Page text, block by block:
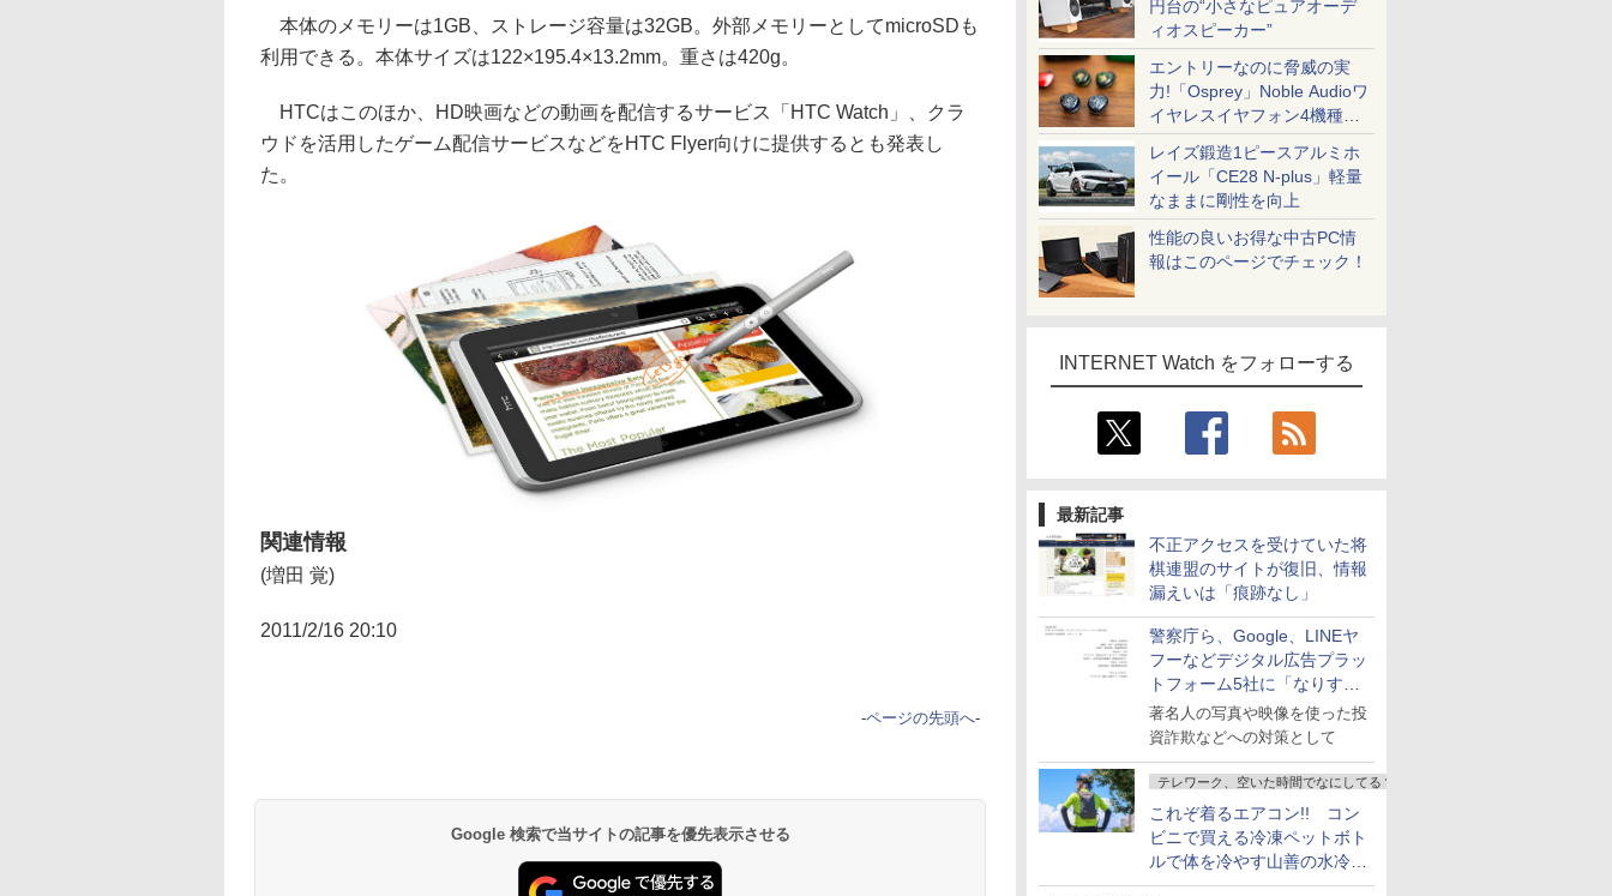
円台の“小さなピュアオーデ
ィオスピーカー”
エントリーなのに脅威の実
力!「Osprey」Noble Audioワ
イヤレスイヤフォン4機種を
一気に聴く
レイズ鍛造1ピースアルミホ
イール「CE28 N-plus」軽量
なままに剛性を向上
性能の良いお得な中古PC情
報はこのページでチェック！
INTERNET Watch をフォローする
最新記事
不正アクセスを受けていた将
棋連盟のサイトが復旧、情報
漏えいは「痕跡なし」
警察庁ら、Google、LINEヤ
フーなどデジタル広告プラッ
トフォーム5社に「なりすま
し詐欺広告」対策強化を要請
著名人の写真や映像を使った投
資詐欺などへの対策として
テレワーク、空いた時間でなにしてる？
これぞ着るエアコン!! コン
ビニで買える冷凍ペットボト
ルで体を冷やす山善の水冷ベ
ストがロードバイクにちょう
本体のメモリーは1GB、ストレージ容量は32GB。外部メモリーとしてmicroSDも
利用できる。本体サイズは122×195.4×13.2mm。重さは420g。
HTCはこのほか、HD映画などの動画を配信するサービス「HTC Watch」、クラ
ウドを活用したゲーム配信サービスなどをHTC Flyer向けに提供するとも発表し
た。
関連情報
(増田 覚)
2011/2/16 20:10
-ページの先頭へ-
Google 検索で当サイトの記事を優先表示させる